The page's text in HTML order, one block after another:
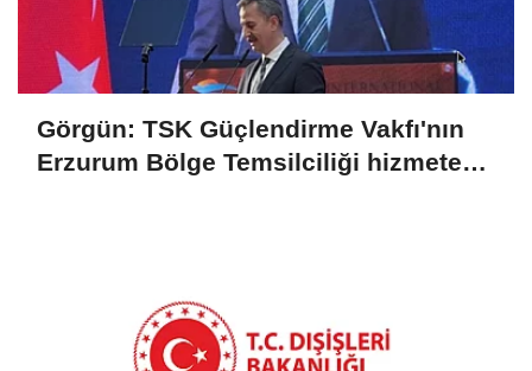
Görgün: TSK Güçlendirme Vakfı'nın
Erzurum Bölge Temsilciliği hizmete